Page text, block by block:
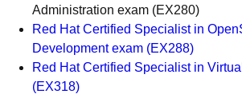
Administration exam (EX280)
Red Hat Certified Specialist in
Development exam (EX288)
Red Hat Certified Specialist in
(EX318)